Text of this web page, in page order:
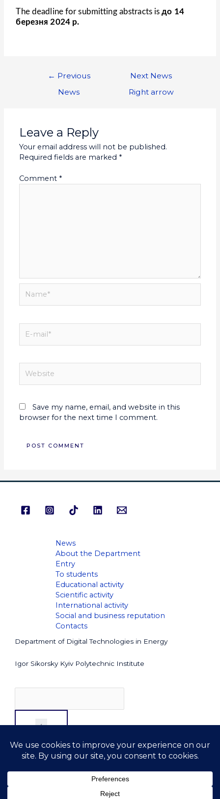
The deadline for submitting abstracts isдо 14
березня 2024 р.
← Previous
News
Next News
Right arrow
Leave a Reply
Your email address will not be published.
Required fields are marked *
Comment *
Save my name, email, and website in this
browser for the next time I comment.
News
About the Department
Entry
To students
Educational activity
Scientific activity
International activity
Social and business reputation
Contacts
Department of Digital Technologies in Energy
Igor Sikorsky Kyiv Polytechnic Institute
Copyright © 2026 DTE. All rights reserved